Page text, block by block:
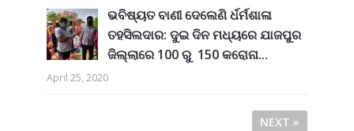
ଭବିଷ୍ୟତ ବାଣୀ ଦେଲେଣି ର୍ଧର୍ମଶାଳା
ତହସିଲଦାର: ଦୁଇ ଦିନ ମଧ୍ୟରେ ଯାଜପୁର
ଜିଲ୍ଲାରେ 100 ରୁ 150 କରୋନା...
April 25, 2020
NEXT »